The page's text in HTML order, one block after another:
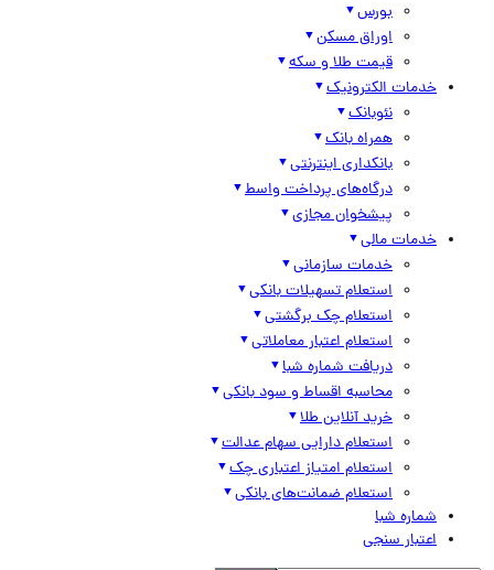
بورس
اوراق مسکن
قیمت طلا و سکه
خدمات الکترونیک
نئوبانک
همراه بانک
بانکداری اینترنتی
درگاه‌های پرداخت واسط
پیشخوان مجازی
خدمات مالی
خدمات سازمانی
استعلام تسهیلات بانکی
استعلام چک برگشتی
استعلام اعتبار معاملاتی
دریافت شماره شبا
محاسبه اقساط و سود بانکی
خرید آنلاین طلا
استعلام دارایی سهام عدالت
استعلام امتیاز اعتباری چک
استعلام ضمانت‌های بانکی
شماره شبا
اعتبار سنجی